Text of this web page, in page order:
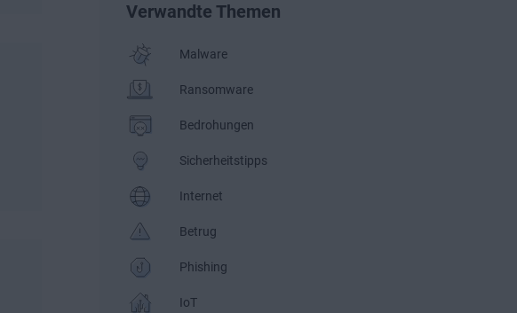
Verwandte Themen
Malware
Ransomware
Bedrohungen
Sicherheitstipps
Internet
Betrug
Phishing
IoT